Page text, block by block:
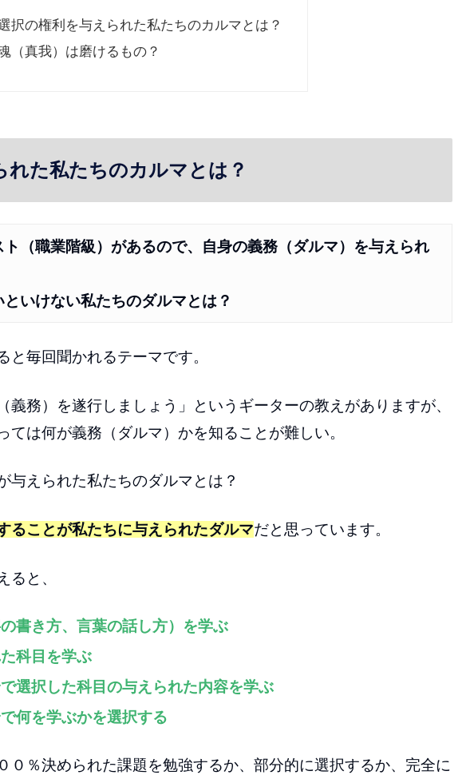
択の権利を与えられた私たちのカルマとは？
（真我）は磨けるもの？
れた私たちのカルマとは？
（職業階級）があるので、自身の義務（ダルマ）を与えられ
いけない私たちのダルマとは？
と毎回聞かれるテーマです。
義務）を遂行しましょう」というギーターの教えがありますが、
ては何が義務（ダルマ）かを知ることが難しい。
与えられた私たちのダルマとは？
ることが私たちに与えられたダルマだと思っています。
ると、
書き方、言葉の話し方）を学ぶ
科目を学ぶ
選択した科目の与えられた内容を学ぶ
何を学ぶかを選択する
０％決められた課題を勉強するか、部分的に選択するか、完全に